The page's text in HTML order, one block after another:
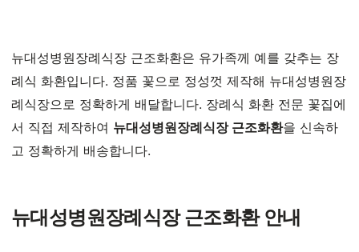
뉴대성병원장례식장 근조화환은 유가족께 예를 갖추는 장
례식 화환입니다. 정품 꽃으로 정성껏 제작해 뉴대성병원장
례식장으로 정확하게 배달합니다. 장례식 화환 전문 꽃집에
서 직접 제작하여 뉴대성병원장례식장 근조화환을 신속하
고 정확하게 배송합니다.
뉴대성병원장례식장 근조화환 안내